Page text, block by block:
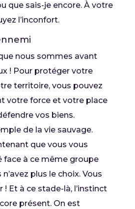
que sais-je encore. À votre
l’inconfort.
nous sommes avant
! Pour protéger votre
territoire, vous pouvez
votre force et votre place
vos biens.
de la vie sauvage.
que vous vous
face à ce même groupe
n’avez plus le choix. Vous
Et à ce stade-là, l’instinct
présent. On est